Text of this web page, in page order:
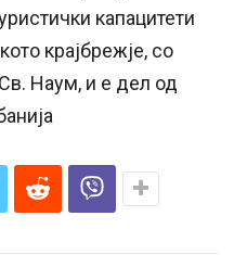
капацитети
крајбрежје, со
Наум, и е дел од